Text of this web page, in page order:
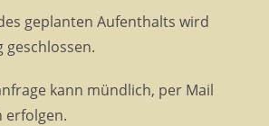
geplanten Aufenthalts wird
geschlossen.
kann mündlich, per Mail
erfolgen.